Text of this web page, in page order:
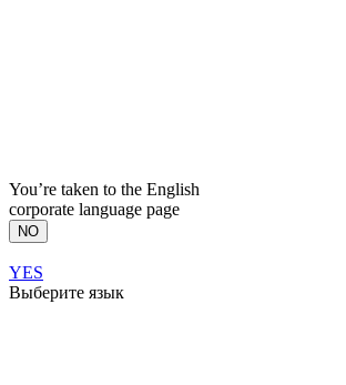
You’re taken to the English
corporate language page
NO
YES
Выберите язык